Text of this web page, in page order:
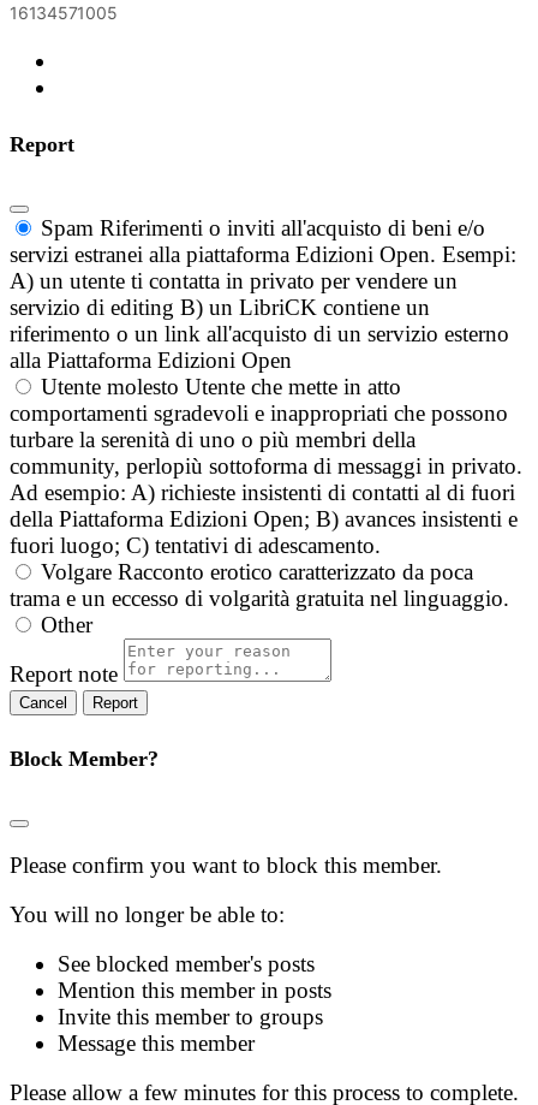
16134571005
Report
Spam Riferimenti o inviti all'acquisto di beni e/o
servizi estranei alla piattaforma Edizioni Open. Esempi:
A) un utente ti contatta in privato per vendere un
servizio di editing B) un LibriCK contiene un
riferimento o un link all'acquisto di un servizio esterno
alla Piattaforma Edizioni Open
Utente molesto Utente che mette in atto
comportamenti sgradevoli e inappropriati che possono
turbare la serenità di uno o più membri della
community, perlopiù sottoforma di messaggi in privato.
Ad esempio: A) richieste insistenti di contatti al di fuori
della Piattaforma Edizioni Open; B) avances insistenti e
fuori luogo; C) tentativi di adescamento.
Volgare Racconto erotico caratterizzato da poca
trama e un eccesso di volgarità gratuita nel linguaggio.
Other
Report note
Report
Block Member?
Please confirm you want to block this member.
You will no longer be able to:
See blocked member's posts
Mention this member in posts
Invite this member to groups
Message this member
Please allow a few minutes for this process to complete.